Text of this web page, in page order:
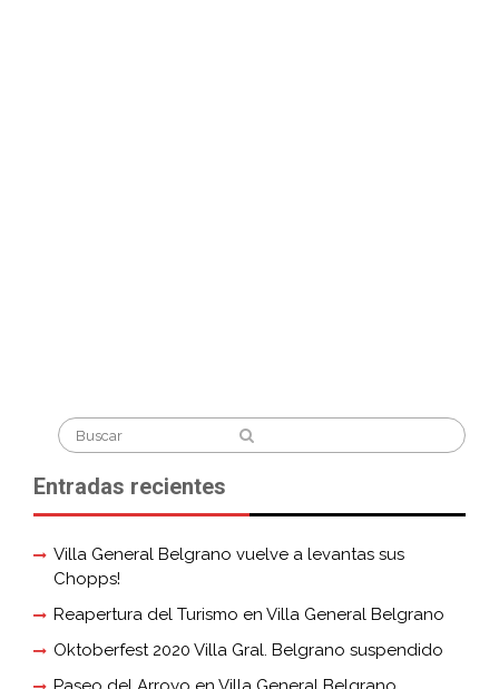
Search
Entradas recientes
Villa General Belgrano vuelve a levantas sus
Chopps!
Reapertura del Turismo en Villa General Belgrano
Oktoberfest 2020 Villa Gral. Belgrano suspendido